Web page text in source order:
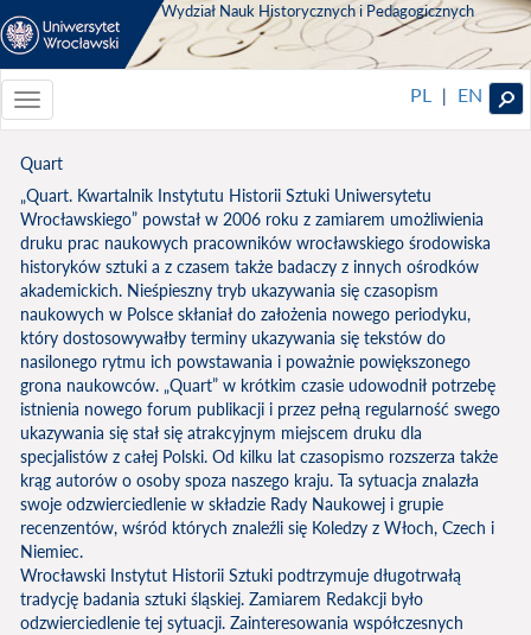
Wydział Nauk Historycznych i Pedagogicznych
Toggle
navigationToggle
PL | EN
Quart
„Quart. Kwartalnik Instytutu Historii Sztuki Uniwersytetu
Wrocławskiego” powstał w 2006 roku z zamiarem umożliwienia
druku prac naukowych pracowników wrocławskiego środowiska
historyków sztuki a z czasem także badaczy z innych ośrodków
akademickich. Nieśpieszny tryb ukazywania się czasopism
naukowych w Polsce skłaniał do założenia nowego periodyku,
który dostosowywałby terminy ukazywania się tekstów do
nasilonego rytmu ich powstawania i poważnie powiększonego
grona naukowców. „Quart” w krótkim czasie udowodnił potrzebę
istnienia nowego forum publikacji i przez pełną regularność swego
ukazywania się stał się atrakcyjnym miejscem druku dla
specjalistów z całej Polski. Od kilku lat czasopismo rozszerza także
krąg autorów o osoby spoza naszego kraju. Ta sytuacja znalazła
swoje odzwierciedlenie w składzie Rady Naukowej i grupie
recenzentów, wśród których znaleźli się Koledzy z Włoch, Czech i
Niemiec.
Wrocławski Instytut Historii Sztuki podtrzymuje długotrwałą
tradycję badania sztuki śląskiej. Zamiarem Redakcji było
odzwierciedlenie tej sytuacji. Zainteresowania współczesnych